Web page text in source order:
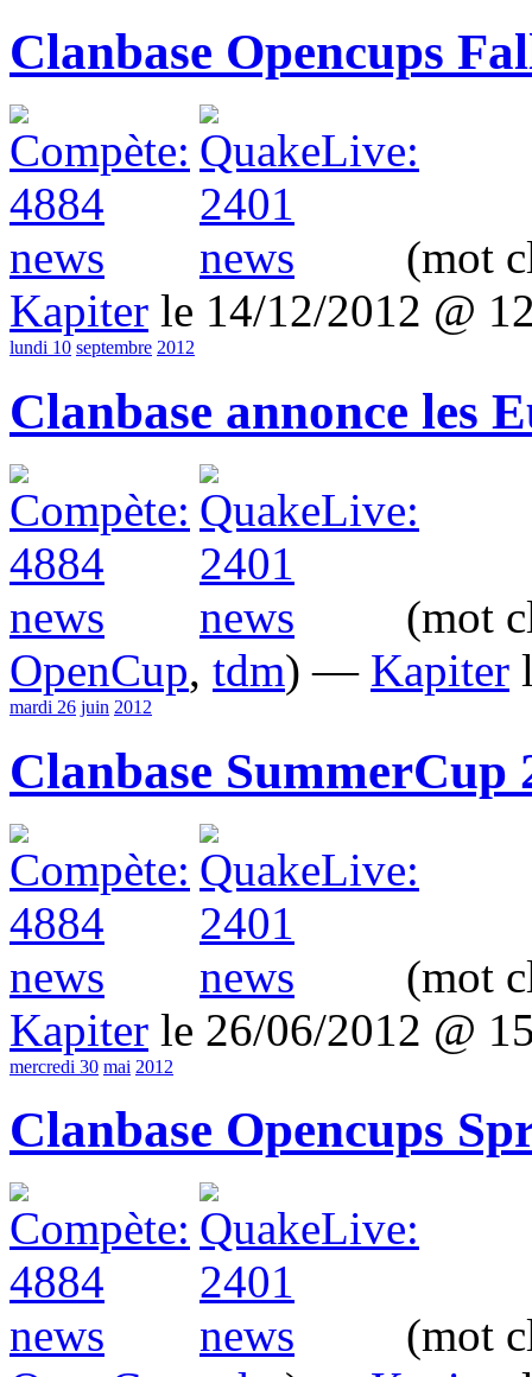
Clanbase Opencups
(mot
Kapiter le 14/12/2012 @
lundi 10 septembre 2012
Clanbase annonce les
(mot
OpenCup, tdm) — Kapiter
mardi 26 juin 2012
Clanbase SummerCup
(mot
Kapiter le 26/06/2012 @
mercredi 30 mai 2012
Clanbase Opencups
(mot